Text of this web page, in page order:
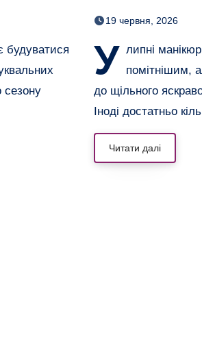
будуватися
сезону
квітами й
19 червня, 2026
У липні
помітнішим,
до щільного
Іноді достатньо
Читати далі